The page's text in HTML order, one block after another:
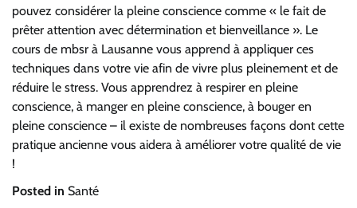
pouvez considérer la pleine conscience comme « le fait de
prêter attention avec détermination et bienveillance ». Le
cours de mbsr à Lausanne vous apprend à appliquer ces
techniques dans votre vie afin de vivre plus pleinement et de
réduire le stress. Vous apprendrez à respirer en pleine
conscience, à manger en pleine conscience, à bouger en
pleine conscience – il existe de nombreuses façons dont cette
pratique ancienne vous aidera à améliorer votre qualité de vie
!
Posted in Santé